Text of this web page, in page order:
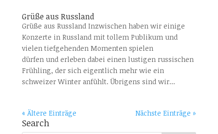
Grüße aus Russland
Grüße aus Russland Inzwischen haben wir einige
Konzerte in Russland mit tollem Publikum und
vielen tiefgehenden Momenten spielen
dürfen und erleben dabei einen lustigen russischen
Frühling, der sich eigentlich mehr wie ein
schweizer Winter anfühlt. Übrigens sind wir...
« Ältere Einträge Nächste Einträge »
Search